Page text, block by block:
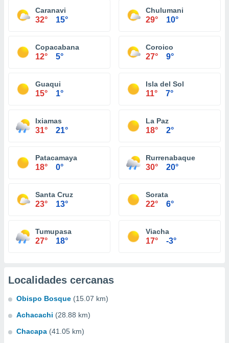
Caranavi
32° 15°
Chulumani
29° 10°
Copacabana
12° 5°
Coroico
27° 9°
Guaqui
15° 1°
Isla del Sol
11° 7°
Ixiamas
31° 21°
La Paz
18° 2°
Patacamaya
18° 0°
Rurrenabaque
30° 20°
Santa Cruz
23° 13°
Sorata
22° 6°
Tumupasa
27° 18°
Viacha
17° -3°
Localidades cercanas
Obispo Bosque (15.07 km)
Achacachi (28.88 km)
Chacapa (41.05 km)